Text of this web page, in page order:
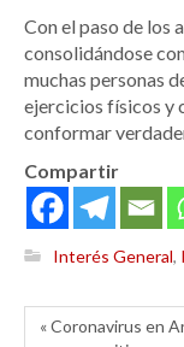
Con el paso de los
consolidándose
muchas personas
ejercicios físicos y
conformar
Compartir
Interés General,
« Coronavirus en